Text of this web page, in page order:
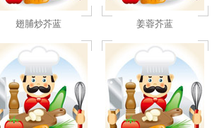
翅脯炒芥蓝 姜蓉芥蓝